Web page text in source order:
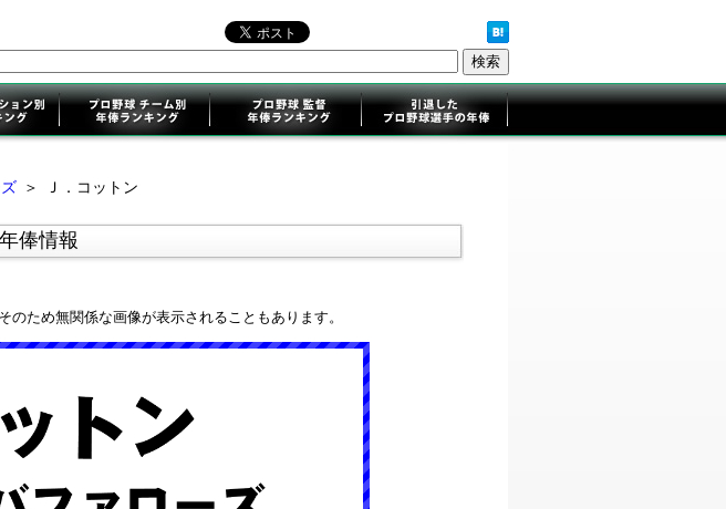
＞ Ｊ．コットン
俸情報
ため無関係な画像が表示されることもあります。